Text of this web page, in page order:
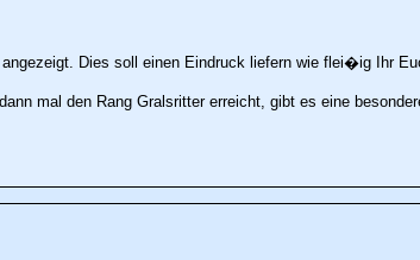
Dies soll einen Eindruck liefern wie flei�ig Ihr
mal den Rang Gralsritter erreicht, gibt es eine